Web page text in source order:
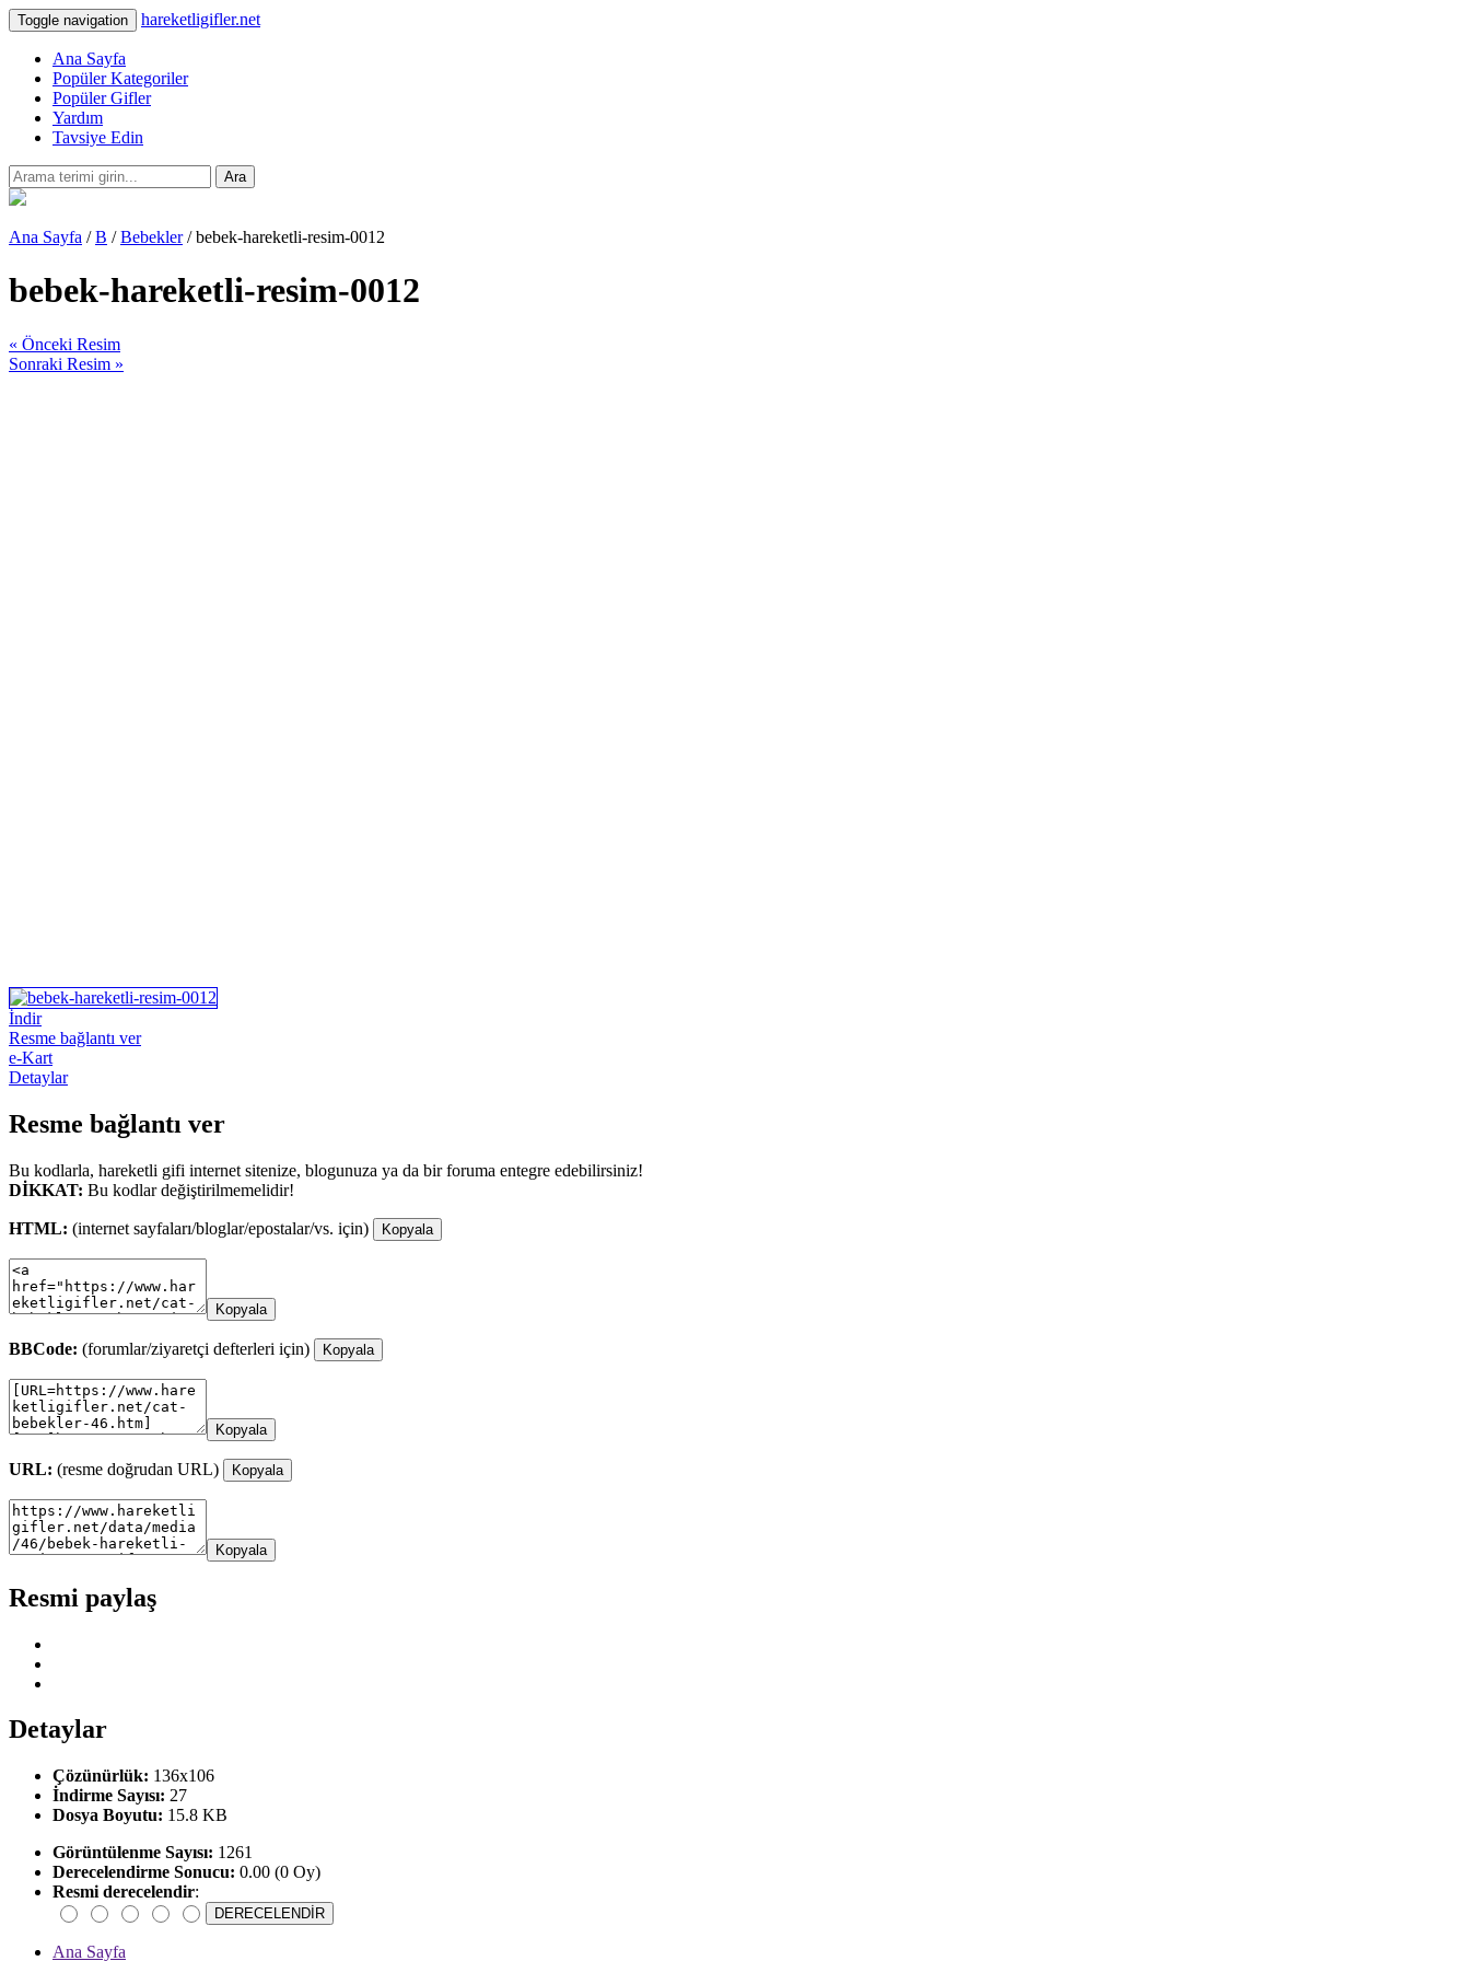
Toggle navigation hareketligifler.net
Ana Sayfa
Popüler Kategoriler
Popüler Gifler
Yardım
Tavsiye Edin
Ara
Ana Sayfa /B /Bebekler/ bebek-hareketli-resim-0012
bebek-hareketli-resim-0012
« Önceki Resim
Sonraki Resim »
İndir
Resme bağlantı ver
e-Kart
Detaylar
Resme bağlantı ver
Bu kodlarla, hareketli gifi internet sitenize, blogunuza ya da bir foruma entegre edebilirsiniz!
DİKKAT: Bu kodlar değiştirilmemelidir!
HTML: (internet sayfaları/bloglar/epostalar/vs. için) Kopyala
Kopyala
BBCode: (forumlar/ziyaretçi defterleri için) Kopyala
Kopyala
URL: (resme doğrudan URL) Kopyala
Kopyala
Resmi paylaş
Detaylar
Çözünürlük: 136x106
İndirme Sayısı: 27
Dosya Boyutu: 15.8 KB
Görüntülenme Sayısı: 1261
Derecelendirme Sonucu: 0.00 (0 Oy)
Resmi derecelendir:
Ana Sayfa